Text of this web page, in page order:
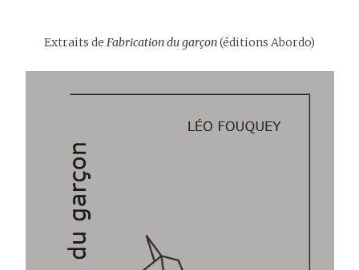
Extraits de Fabrication du garçon(éditions Abordo)